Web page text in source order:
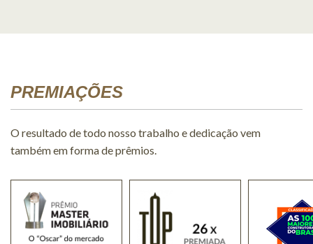
PREMIAÇÕES
O resultado de todo nosso trabalho e dedicação vem
também em forma de prêmios.